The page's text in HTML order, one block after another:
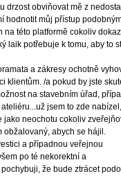
drzost obviňovat mě z
hodnotit můj přístup
na této platformě cokoliv
laik potřebuje k tomu, aby to
a zákresy ochotně
klientům. /a pokud by jste
na stavebním úřad,
jsem to zde nabízel,
jako neochotu cokoliv
obžalovaný, abych se hájil.
a případnou veřejnou
po té nekorektní a
že bude ztrácet